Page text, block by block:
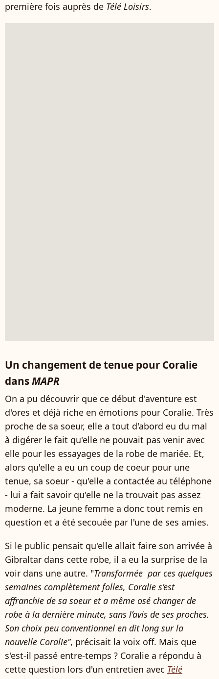
première fois auprès de Télé Loisirs.
Un changement de tenue pour Coralie
dansMAPR
On a pu découvrir que ce début d'aventure est
d'ores et déjà riche en émotions pour Coralie. Très
proche de sa soeur, elle a tout d'abord eu du mal
à digérer le fait qu'elle ne pouvait pas venir avec
elle pour les essayages de la robe de mariée. Et,
alors qu'elle a eu un coup de coeur pour une
tenue, sa soeur - qu'elle a contactée au téléphone
- lui a fait savoir qu'elle ne la trouvait pas assez
moderne. La jeune femme a donc tout remis en
question et a été secouée par l'une de ses amies.
Si le public pensait qu'elle allait faire son arrivée à
Gibraltar dans cette robe, il a eu la surprise de la
voir dans une autre. "Transformée par ces quelques
semaines complètement folles, Coralie s’est
affranchie de sa soeur et a même osé changer de
robe à la dernière minute, sans l’avis de ses proches.
Son choix peu conventionnel en dit long sur la
nouvelle Coralie”, précisait la voix off. Mais que
s'est-il passé entre-temps ? Coralie a répondu à
cette question lors d'un entretien avec Télé